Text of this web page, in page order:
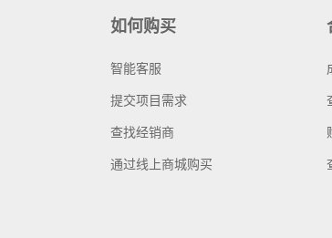
如何购买
智能客服
提交项目需求
查找经销商
通过线上商城购买